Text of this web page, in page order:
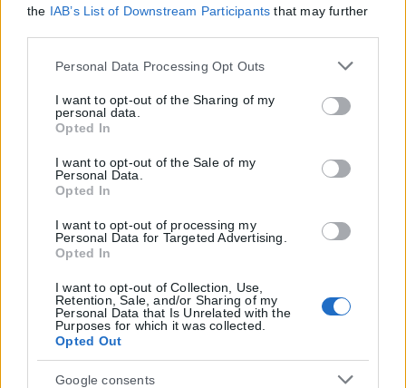
the IAB’s List of Downstream Participants that may further
Please note that this website/app uses one or more Google
but not limited to your visit or usage behaviour. You may
click to grant or deny consent to Google and its third-party
tags to use your data for below specified purposes in below
Google consent section.
Personal Data Processing Opt Outs
I want to opt-out of the Sharing of my
personal data.
Opted In
I want to opt-out of the Sale of my
Personal Data.
Opted In
I want to opt-out of processing my
Personal Data for Targeted Advertising.
Opted In
I want to opt-out of Collection, Use,
Retention, Sale, and/or Sharing of my
Personal Data that Is Unrelated with the
Purposes for which it was collected.
Opted Out
Google consents
Η εταιρεία με την επωνυμία “POLITICAL MEDIA GROUP A.E.” και κατ’